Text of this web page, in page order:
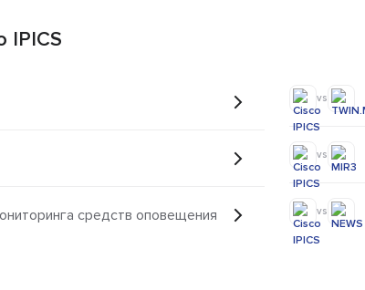
IPICS
средств оповещения
vs
vs
vs